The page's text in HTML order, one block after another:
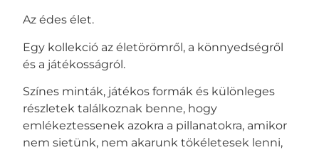
Az édes élet.
Egy kollekció az életörömről, a könnyedségről
és a játékosságról.
Színes minták, játékos formák és különleges
részletek találkoznak benne, hogy
emlékeztessenek azokra a pillanatokra, amikor
nem sietünk, nem akarunk tökéletesek lenni,